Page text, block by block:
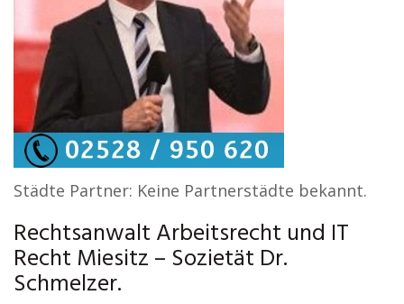
Städte Partner: Keine Partnerstädte bekannt.
Rechtsanwalt Arbeitsrecht und IT
Recht Miesitz – Sozietät Dr.
Schmelzer.